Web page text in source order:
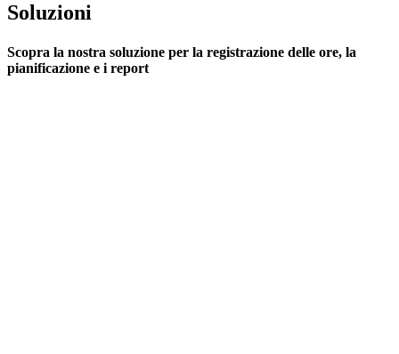
Soluzioni
Scopra la nostra soluzione per la registrazione delle ore, la
pianificazione e i report